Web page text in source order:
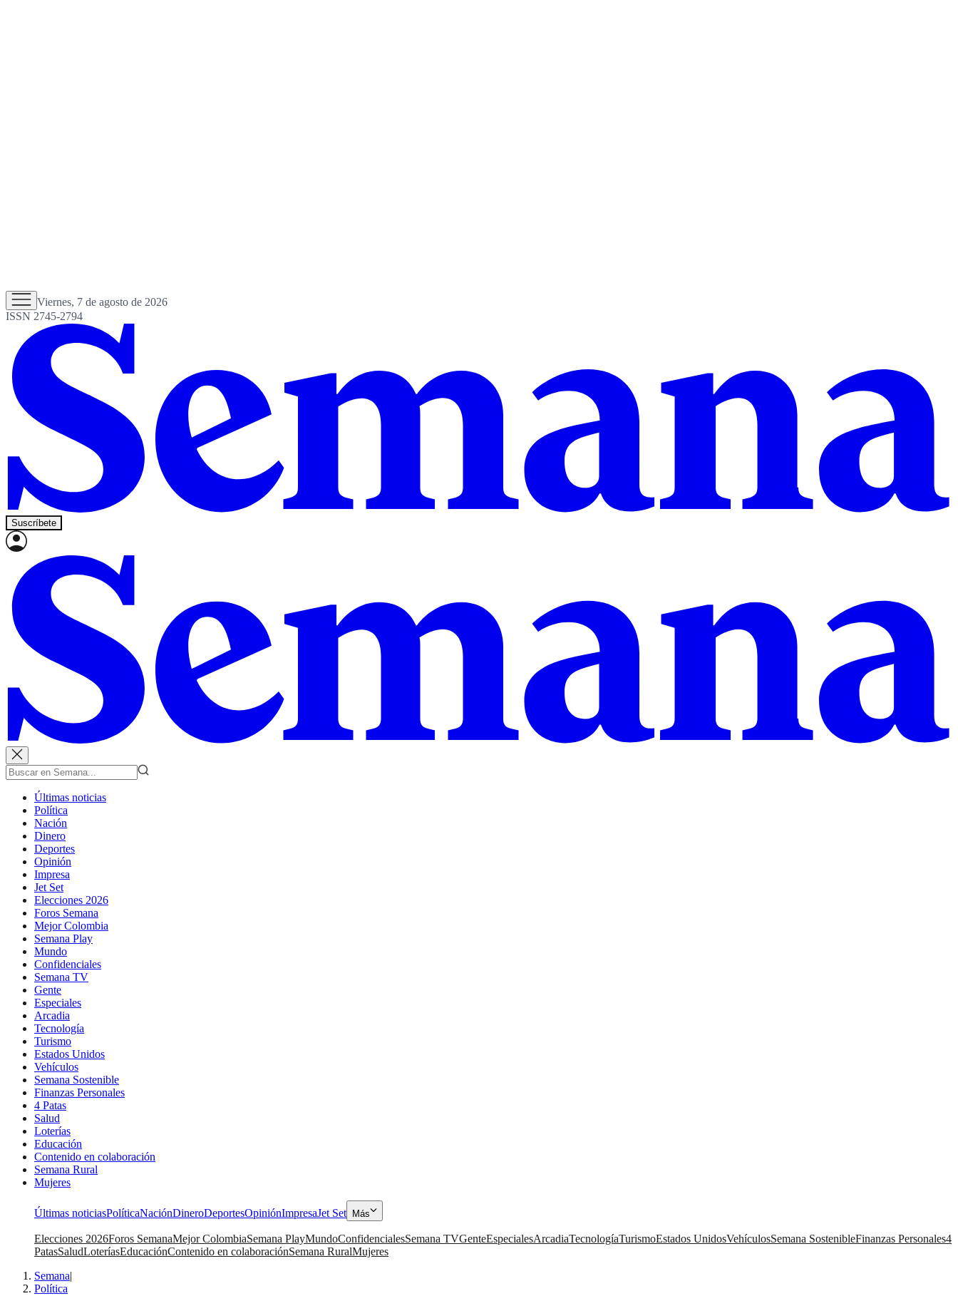
Viernes, 7 de agosto de 2026
ISSN 2745-2794
Suscríbete
Últimas noticias
Política
Nación
Dinero
Deportes
Opinión
Impresa
Jet Set
Elecciones 2026
Foros Semana
Mejor Colombia
Semana Play
Mundo
Confidenciales
Semana TV
Gente
Especiales
Arcadia
Tecnología
Turismo
Estados Unidos
Vehículos
Semana Sostenible
Finanzas Personales
4 Patas
Salud
Loterías
Educación
Contenido en colaboración
Semana Rural
Mujeres
Últimas noticiasPolíticaNaciónDineroDeportesOpiniónImpresaJet Set Más
Elecciones 2026Foros SemanaMejor ColombiaSemana PlayMundoConfidencialesSemana TVGenteEspecialesArcadiaTecnologíaTurismoEstados UnidosVehículosSemana SostenibleFinanzas Personales4
PatasSaludLoteríasEducaciónContenido en colaboraciónSemana RuralMujeres
Semana|
Política